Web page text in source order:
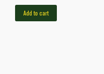
Add to cart